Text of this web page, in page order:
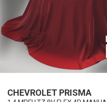
CHEVROLET PRISMA